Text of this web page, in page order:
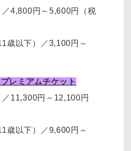
／4,800円～5,600円（税
歳以下）
／3,100円～
レミアムチケット
／11,300円～12,100円
歳以下）
／9,600円～